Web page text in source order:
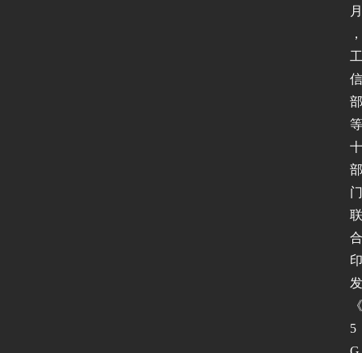
月
，
工
信
部
等
十
部
门
联
合
印
发
《
5